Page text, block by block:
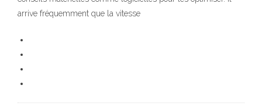
arrive fréquemment que la vitesse